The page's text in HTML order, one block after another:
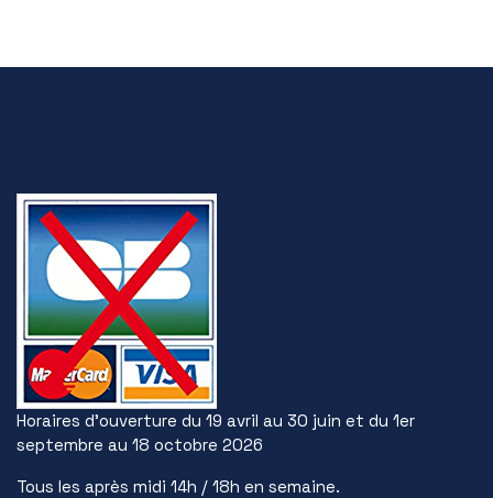
Horaires d’ouverture du 19 avril au 30 juin et du 1er
septembre au 18 octobre 2026
Tous les après midi 14h / 18h en semaine.